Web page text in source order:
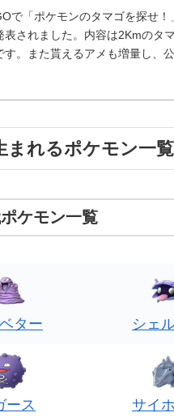
で「ポケモンのタマゴを探せ
表されました。内容は2Kmのタ
す。また貰えるアメも増量し、
まれるポケモン一覧
ケモン一覧
ター シェ
ース サイ